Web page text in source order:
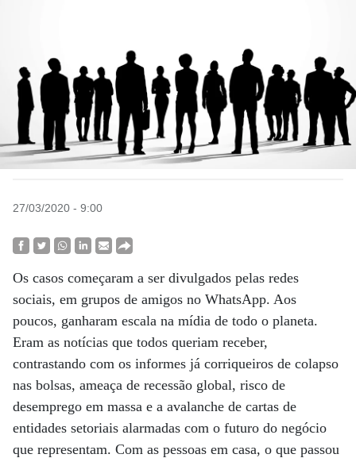
27/03/2020 - 9:00
Os casos começaram a ser divulgados pelas redes
sociais, em grupos de amigos no WhatsApp. Aos
poucos, ganharam escala na mídia de todo o planeta.
Eram as notícias que todos queriam receber,
contrastando com os informes já corriqueiros de colapso
nas bolsas, ameaça de recessão global, risco de
desemprego em massa e a avalanche de cartas de
entidades setoriais alarmadas com o futuro do negócio
que representam. Com as pessoas em casa, o que passou